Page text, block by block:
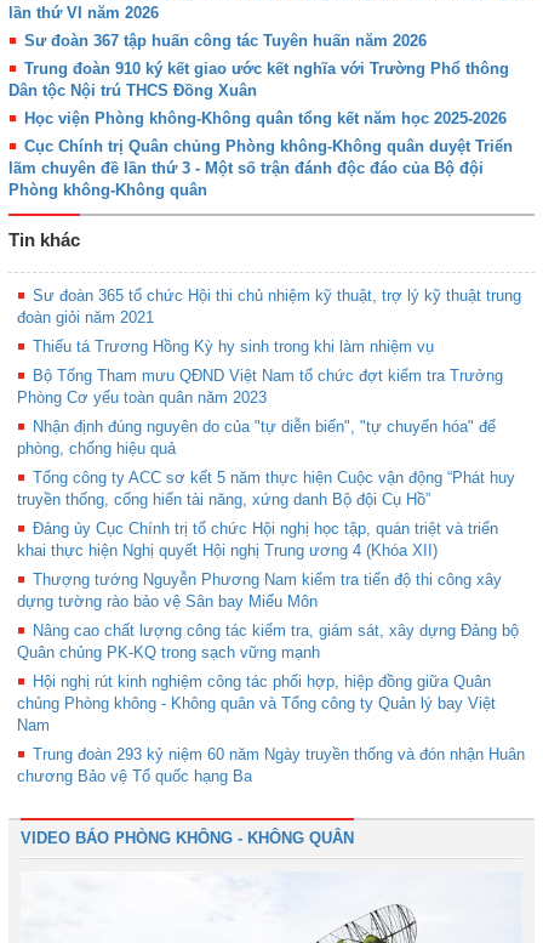
lần thứ VI năm 2026
Sư đoàn 367 tập huấn công tác Tuyên huấn năm 2026
Trung đoàn 910 ký kết giao ước kết nghĩa với Trường Phổ thông
Dân tộc Nội trú THCS Đồng Xuân
Học viện Phòng không-Không quân tổng kết năm học 2025-2026
Cục Chính trị Quân chủng Phòng không-Không quân duyệt Triển
lãm chuyên đề lần thứ 3 - Một số trận đánh độc đáo của Bộ đội
Phòng không-Không quân
Tin khác
Sư đoàn 365 tổ chức Hội thi chủ nhiệm kỹ thuật, trợ lý kỹ thuật trung
đoàn giỏi năm 2021
Thiếu tá Trương Hồng Kỳ hy sinh trong khi làm nhiệm vụ
Bộ Tổng Tham mưu QĐND Việt Nam tổ chức đợt kiểm tra Trưởng
Phòng Cơ yếu toàn quân năm 2023
Nhận định đúng nguyên do của "tự diễn biến", "tự chuyển hóa" để
phòng, chống hiệu quả
Tổng công ty ACC sơ kết 5 năm thực hiện Cuộc vận động “Phát huy
truyền thống, cống hiến tài năng, xứng danh Bộ đội Cụ Hồ”
Đảng ủy Cục Chính trị tổ chức Hội nghị học tập, quán triệt và triển
khai thực hiện Nghị quyết Hội nghị Trung ương 4 (Khóa XII)
Thượng tướng Nguyễn Phương Nam kiểm tra tiến độ thi công xây
dựng tường rào bảo vệ Sân bay Miếu Môn
Nâng cao chất lượng công tác kiểm tra, giám sát, xây dựng Đảng bộ
Quân chủng PK-KQ trong sạch vững mạnh
Hội nghị rút kinh nghiệm công tác phối hợp, hiệp đồng giữa Quân
chủng Phòng không - Không quân và Tổng công ty Quản lý bay Việt
Nam
Trung đoàn 293 kỷ niệm 60 năm Ngày truyền thống và đón nhận Huân
chương Bảo vệ Tổ quốc hạng Ba
VIDEO BÁO PHÒNG KHÔNG - KHÔNG QUÂN